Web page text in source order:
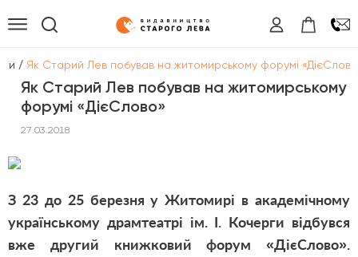
/ Як Старий Лев побував на житомирському форумі
Як Старий Лев побував на житомирському
форумі «ДієCлово»
27.03.2018
З 23 до 25 березня у Житомирі в академічному
українському драмтеатрі ім. І. Кочерги відбувся
вже другий книжковий форум «ДієСлово».